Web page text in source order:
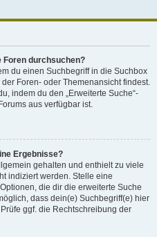
Foren durchsuchen?
du einen Suchbegriff in die Suchbox
Foren- oder Themenansicht findest.
indem du den „Erweiterte Suche“-
aus verfügbar ist.
Ergebnisse?
gehalten und enthielt zu viele
indiziert werden. Stelle eine
die dir die erweiterte Suche
dass dein(e) Suchbegriff(e) hier
ggf. die Rechtschreibung der